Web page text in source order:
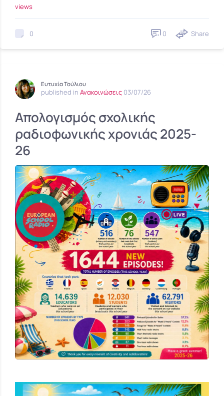
views
0 0 Share
Ευτυχία Τούλιου
published in Ανακοινώσεις 03/07/26
Απολογισμός σχολικής
ραδιοφωνικής χρονιάς 2025-
26